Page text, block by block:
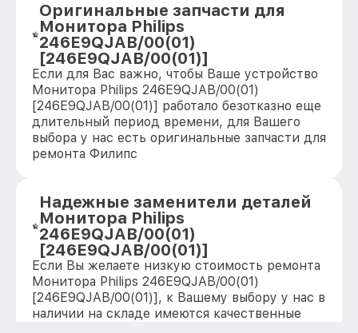
Оригинальные запчасти для
Монитора Philips
246E9QJAB/00(01)
[246E9QJAB/00(01)]
Если для Вас важно, чтобы Ваше устройство
Монитора Philips 246E9QJAB/00(01)
[246E9QJAB/00(01)] работало безотказно еще
длительный период времени, для Вашего
выбора у нас есть оригинальные запчасти для
ремонта Филипс
Надежные заменители деталей
Монитора Philips
246E9QJAB/00(01)
[246E9QJAB/00(01)]
Если Вы желаете низкую стоимость ремонта
Монитора Philips 246E9QJAB/00(01)
[246E9QJAB/00(01)], к Вашему выбору у нас в
наличии на складе имеются качественные